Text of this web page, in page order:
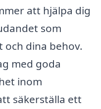
att hjälpa dig
som
och dina behov.
med goda
inom
säkerställa ett